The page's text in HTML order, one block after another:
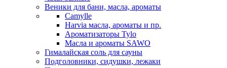
Веники для бани, масла, ароматы
Camylle
Harvia масла, ароматы и пр.
Ароматизаторы Tylo
Масла и ароматы SAWO
Гималайская соль для сауны
Подголовники, сидушки, лежаки